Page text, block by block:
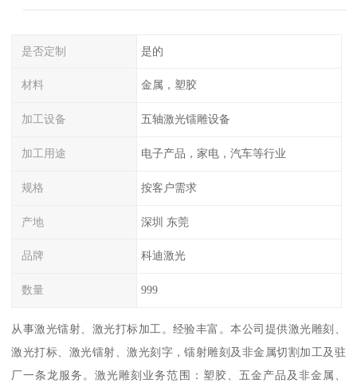
是否定制 是的
材料 金属，塑胶
加工设备 五轴激光镭雕设备
加工用途 电子产品，家电，汽车等行业
规格 按客户需求
产地 深圳 东莞
品牌 科迪激光
数量 999
从事激光镭射、激光打标加工。经验丰富。本公司提供激光雕刻、
激光打标、激光镭射、激光刻字，镭射雕刻及非金属切割加工及驻
厂一条龙服务。激光雕刻业务范围：塑胶、五金产品及非金属、